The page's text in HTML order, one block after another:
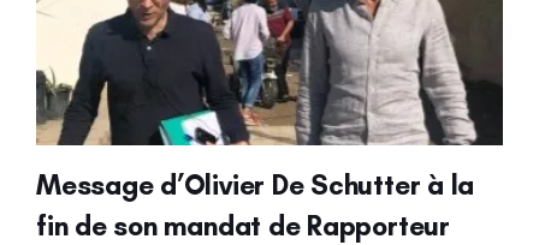
Message d’Olivier De Schutter à la
fin de son mandat de Rapporteur